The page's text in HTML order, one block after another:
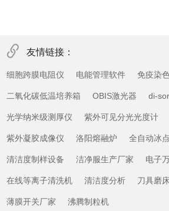
友情链接：
细胞跨膜电阻仪 电能管理软件 免疫染
二氧化碳低温培养箱 OBIS激光器 di-
光学纳米级测厚仪 紫外可见分光光度计
紫外凝胶成像仪 洛阳熔融炉 全自动冰
清洁度制样设备 洁净服生产厂家 电子
在线等离子清洗机 清洁度分析 刀具磨床
薄膜开关厂家 沸腾制粒机